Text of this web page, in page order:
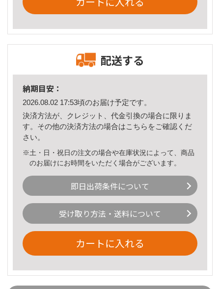
配送する
納期目安：
2026.08.02 17:53頃のお届け予定です。
決済方法が、クレジット、代金引換の場合に限りま
す。その他の決済方法の場合はこちら をご確認くだ
さい。
※土・日・祝日の注文の場合や在庫状況によって、商品
のお届けにお時間をいただく場合がございます。
即日出荷条件について
受け取り方法・送料について
カートに入れる